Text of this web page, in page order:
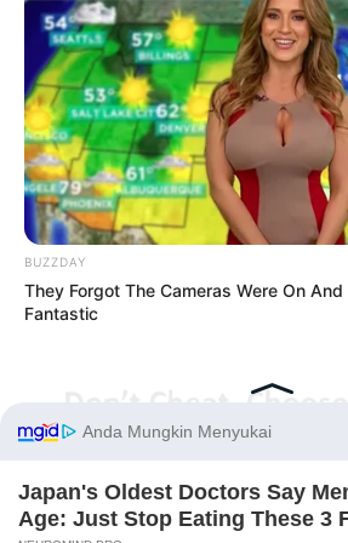
BUZZDAY
They Forgot The Cameras Were On
Fantastic
Before You Go